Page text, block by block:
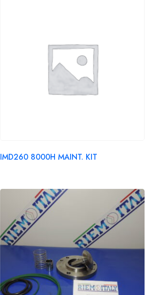
IMD260 8000H MAINT. KIT